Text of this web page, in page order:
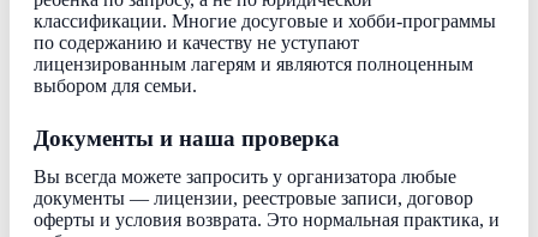
классификации. Многие досуговые и хобби-программы
по содержанию и качеству не уступают
лицензированным лагерям и являются полноценным
выбором для семьи.
Документы и наша проверка
Вы всегда можете запросить у организатора любые
документы — лицензии, реестровые записи, договор
оферты и условия возврата. Это нормальная практика, и